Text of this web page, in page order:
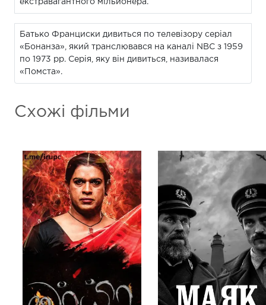
екстравагантного мільйонера.
Батько Франциски дивиться по телевізору серіал
«Бонанза», який транслювався на каналі NBC з 1959
по 1973 рр. Серія, яку він дивиться, називалася
«Помста».
Схожі фільми